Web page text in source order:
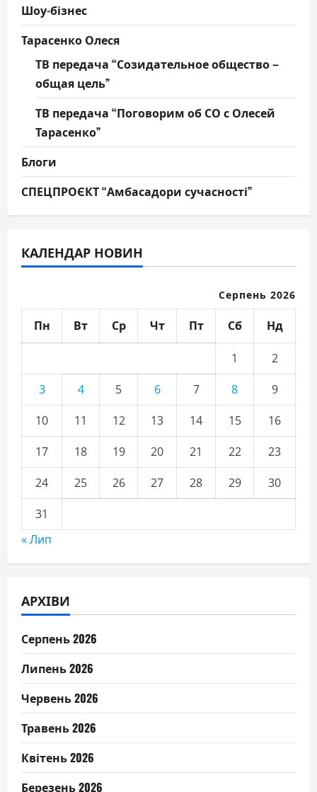
Шоу-бізнес
Тарасенко Олеся
ТВ передача “Созидательное общество –
общая цель”
ТВ передача “Поговорим об СО с Олесей
Тарасенко”
Блоги
СПЕЦПРОЄКТ “Амбасадори сучасності”
КАЛЕНДАР НОВИН
Серпень 2026
Пн Вт Ср Чт Пт Сб Нд
1
2
3
4 5 6 7 8
9
10
11 12 13 14 15
16
17
18 19 20 21 22
23
24
25 26 27 28 29
30
31
« Лип
АРХІВИ
Серпень 2026
Липень 2026
Червень 2026
Травень 2026
Квітень 2026
Березень 2026